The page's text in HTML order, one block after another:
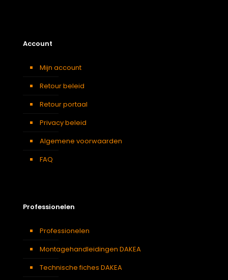
Account
Mijn account
Retour beleid
Retour portaal
Privacy beleid
Algemene voorwaarden
FAQ
Professionelen
Professionelen
Montagehandleidingen DAKEA
Technische fiches DAKEA